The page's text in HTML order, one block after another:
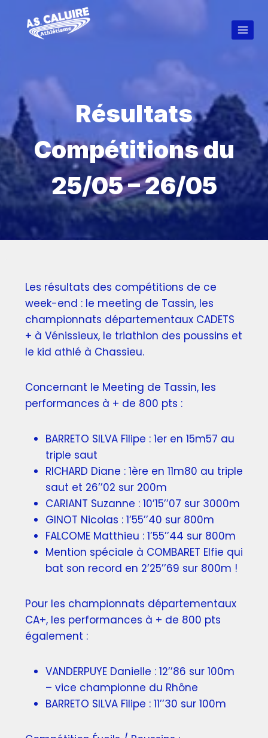
Résultats
Compétitions du
25/05 – 26/05
Les résultats des compétitions de ce
week-end : le meeting de Tassin, les
championnats départementaux CADETS
+ à Vénissieux, le triathlon des poussins et
le kid athlé à Chassieu.
Concernant le Meeting de Tassin, les
performances à + de 800 pts :
BARRETO SILVA Filipe : 1er en 15m57 au
triple saut
RICHARD Diane : 1ère en 11m80 au triple
saut et 26’’02 sur 200m
CARIANT Suzanne : 10’15’’07 sur 3000m
GINOT Nicolas : 1’55’’40 sur 800m
FALCOME Matthieu : 1’55’’44 sur 800m
Mention spéciale à COMBARET Elfie qui
bat son record en 2’25’’69 sur 800m !
Pour les championnats départementaux
CA+, les performances à + de 800 pts
également :
VANDERPUYE Danielle : 12’’86 sur 100m
– vice championne du Rhône
BARRETO SILVA Filipe : 11’’30 sur 100m